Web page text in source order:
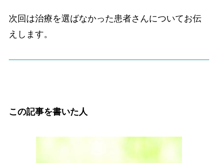
次回は治療を選ばなかった患者さんについてお伝
えします。
この記事を書いた人